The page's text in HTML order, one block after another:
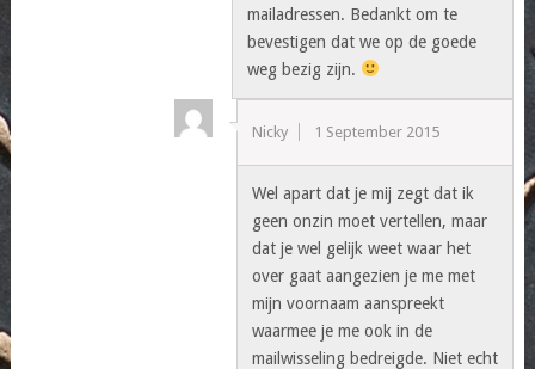
mailadressen. Bedankt om te
bevestigen dat we op de goede
weg bezig zijn.
Nicky 1 September 2015
Wel apart dat je mij zegt dat ik
geen onzin moet vertellen, maar
dat je wel gelijk weet waar het
over gaat aangezien je me met
mijn voornaam aanspreekt
waarmee je me ook in de
mailwisseling bedreigde. Niet echt